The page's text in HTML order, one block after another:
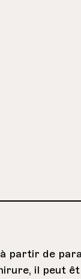
partir de
il peut